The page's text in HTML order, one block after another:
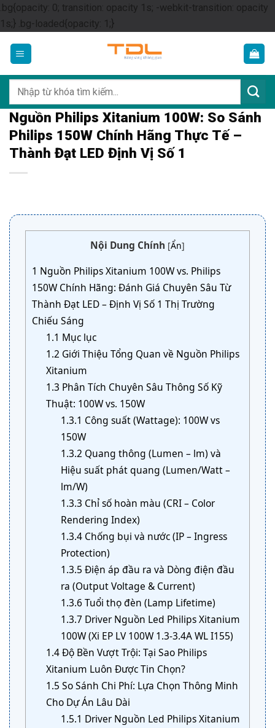
.bg{opacity: 0; transition: opacity 1s; -webkit-transition: opacity
1s;} .bg-loaded{opacity: 1;}Skip
content
kiếm:
Nguồn Philips Xitanium 100W: So Sánh
Philips 150W Chính Hãng Thực Tế –
Thành Đạt LED Định Vị Số 1
Nội Dung Chính [Ẩn]
1 Nguồn Philips Xitanium 100W vs. Philips
150W Chính Hãng: Đánh Giá Chuyên Sâu Từ
Thành Đạt LED – Định Vị Số 1 Thị Trường
Chiếu Sáng
1.1 Mục lục
1.2 Giới Thiệu Tổng Quan về Nguồn Philips
Xitanium
1.3 Phân Tích Chuyên Sâu Thông Số Kỹ
Thuật: 100W vs. 150W
1.3.1 Công suất (Wattage): 100W vs
150W
1.3.2 Quang thông (Lumen – lm) và
Hiệu suất phát quang (Lumen/Watt –
lm/W)
1.3.3 Chỉ số hoàn màu (CRI – Color
Rendering Index)
1.3.4Chống bụi và nước (IP – Ingress
Protection)
1.3.5 Điện áp đầu ra và Dòng điện đầu
ra (Output Voltage & Current)
1.3.6 Tuổi thọ đèn (Lamp Lifetime)
1.3.7Driver Nguồn Led Philips Xitanium
100W (Xi EP LV 100W 1.3-3.4A WL I155)
1.4Độ Bền Vượt Trội: Tại Sao Philips
Xitanium Luôn Được Tin Chọn?
1.5 So Sánh Chi Phí: Lựa Chọn Thông Minh
Cho Dự Án Lâu Dài
1.5.1 Driver Nguồn Led Philips Xitanium